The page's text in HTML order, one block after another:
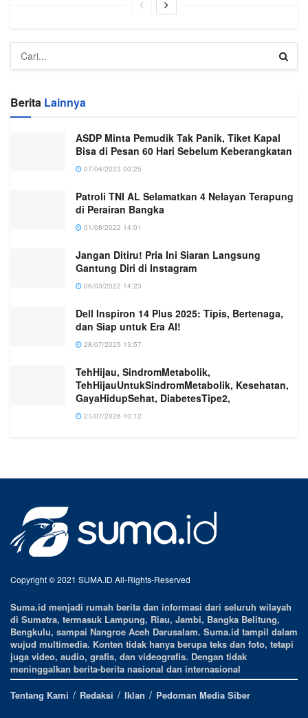
Berita Lainnya
ASDP Minta Pemudik Tak Panik, Tiket Kapal
Bisa di Pesan 60 Hari Sebelum Keberangkatan
07/04/2023 00:25
Patroli TNI AL Selamatkan 4 Nelayan Terapung
di Perairan Bangka
01/08/2022 14:01
Jangan Ditiru! Pria Ini Siaran Langsung
Gantung Diri di Instagram
06/03/2022 14:23
Dell Inspiron 14 Plus 2025: Tipis, Bertenaga,
dan Siap untuk Era AI!
28/07/2025 13:57
TehHijau, SindromMetabolik,
TehHijauUntukSindromMetabolik, Kesehatan,
GayaHidupSehat, DiabetesTipe2,
21/07/2026 10:12
Copyright © 2021 SUMA.ID All-Rights-Reserved
Suma.id menjadi rumah berita dan informasi dari seluruh wilayah
di Sumatra, termasuk Lampung, Riau, Jambi, Bangka Belitung,
Bengkulu, sampai Nangroe Aceh Darusalam. Suma.id tampil dalam
wujud multimedia. Konten tidak hanya berupa teks dan foto, tetapi
juga video, audio, grafis, dan videografis. Dengan tidak
meninggalkan berita-berita nasional dan internasional
Tentang Kami
Redaksi Iklan Pedoman Media Siber